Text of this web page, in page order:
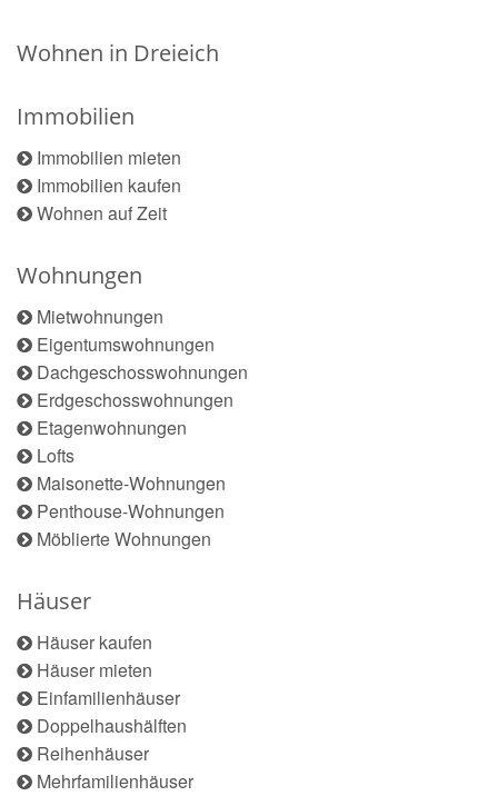
Wohnen in Dreieich
Immobilien
Immobilien mieten
Immobilien kaufen
Wohnen auf Zeit
Wohnungen
Mietwohnungen
Eigentumswohnungen
Dachgeschosswohnungen
Erdgeschosswohnungen
Etagenwohnungen
Lofts
Maisonette-Wohnungen
Penthouse-Wohnungen
Möblierte Wohnungen
Häuser
Häuser kaufen
Häuser mieten
Einfamilienhäuser
Doppelhaushälften
Reihenhäuser
Mehrfamilienhäuser